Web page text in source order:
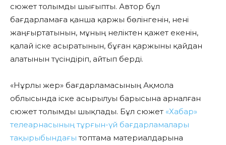
сюжет толымды шығыпты. Автор бұл
бағдарламаға қанша қаржы бөлінгенін, нені
жаңғыртатынын, мұның неліктен қажет екенін,
қалай іске асыратынын, бұған қаржыны қайдан
алатынын түсіндіріп, айтып берді.
«Нұрлы жер» бағдарламасының Ақмола
облысында іске асырылуы барысына арналған
сюжет толымды шықпады. Бұл сюжет «Хабар»
телеарнасының тұрғын-үй бағдарламалары
тақырыбындағы топтама материалдарына